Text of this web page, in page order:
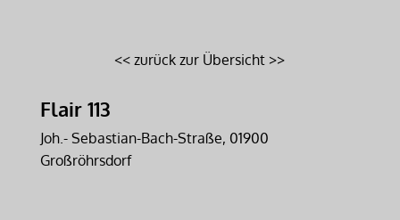
<< zurück zur Übersicht >>
Flair 113
Joh.- Sebastian-Bach-Straße, 01900
Großröhrsdorf